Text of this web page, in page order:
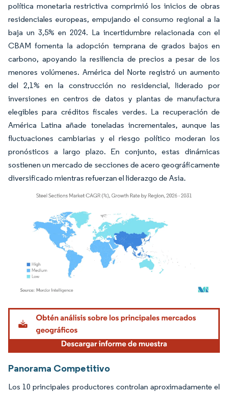
política monetaria restrictiva comprimió los inicios de obras
residenciales europeas, empujando el consumo regional a la
baja un 3,5% en 2024. La incertidumbre relacionada con el
CBAM fomenta la adopción temprana de grados bajos en
carbono, apoyando la resiliencia de precios a pesar de los
menores volúmenes. América del Norte registró un aumento
del 2,1% en la construcción no residencial, liderado por
inversiones en centros de datos y plantas de manufactura
elegibles para créditos fiscales verdes. La recuperación de
América Latina añade toneladas incrementales, aunque las
fluctuaciones cambiarias y el riesgo político moderan los
pronósticos a largo plazo. En conjunto, estas dinámicas
sostienen un mercado de secciones de acero geográficamente
diversificado mientras refuerzan el liderazgo de Asia.
Imagen © Mordor Intelligence. El uso requiere atribución según CC BY 4.0.
Panorama Competitivo
Los 10 principales productores controlan aproximadamente el